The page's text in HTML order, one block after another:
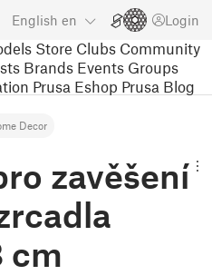
English en Login
Store Clubs Community
Brands Events Groups
Prusa Eshop Prusa Blog
Decor
zavěšení
cm